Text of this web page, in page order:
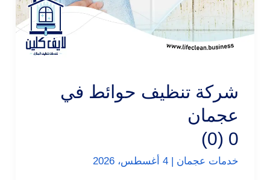
شركة تنظيف حوائط في
عجمان
0 (0)
خدمات عجمان | 4 أغسطس، 2026